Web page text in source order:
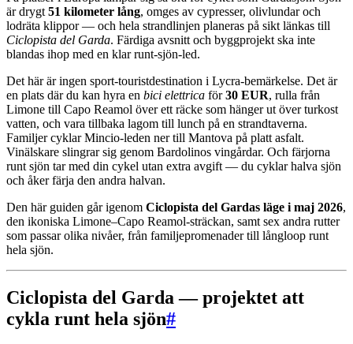
är drygt 51 kilometer lång, omges av cypresser, olivlundar och
lodräta klippor — och hela strandlinjen planeras på sikt länkas till
Ciclopista del Garda. Färdiga avsnitt och byggprojekt ska inte
blandas ihop med en klar runt-sjön-led.
Det här är ingen sport-touristdestination i Lycra-bemärkelse. Det är
en plats där du kan hyra en bici elettrica för30 EUR, rulla från
Limone till Capo Reamol över ett räcke som hänger ut över turkost
vatten, och vara tillbaka lagom till lunch på en strandtaverna.
Familjer cyklar Mincio-leden ner till Mantova på platt asfalt.
Vinälskare slingrar sig genom Bardolinos vingårdar. Och färjorna
runt sjön tar med din cykel utan extra avgift — du cyklar halva sjön
och åker färja den andra halvan.
Den här guiden går igenom Ciclopista del Gardas läge i maj 2026,
den ikoniska Limone–Capo Reamol-sträckan, samt sex andra rutter
som passar olika nivåer, från familjepromenader till långloop runt
hela sjön.
Ciclopista del Garda — projektet att
cykla runt hela sjön#